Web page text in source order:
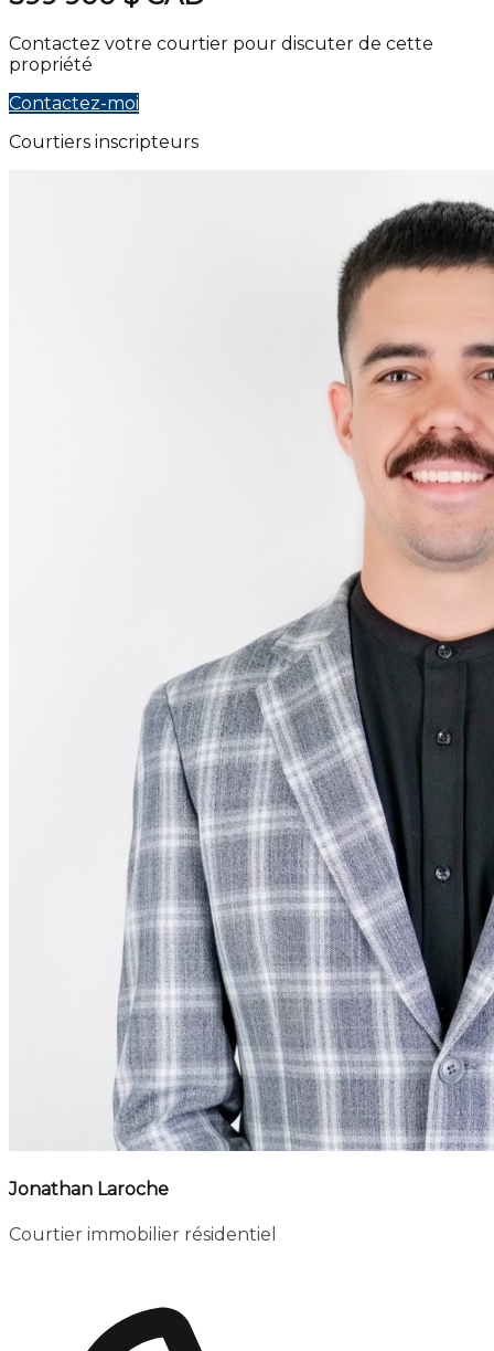
Contactez votre courtier pour discuter de cette
propriété
Contactez-moi
Courtiers inscripteurs
Jonathan Laroche
Courtier immobilier résidentiel